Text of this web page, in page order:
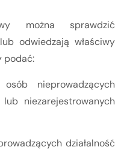
można sprawdzić
odwiedzają właściwy
podać:
nieprowadzących
lub niezarejestrowanych
działalność